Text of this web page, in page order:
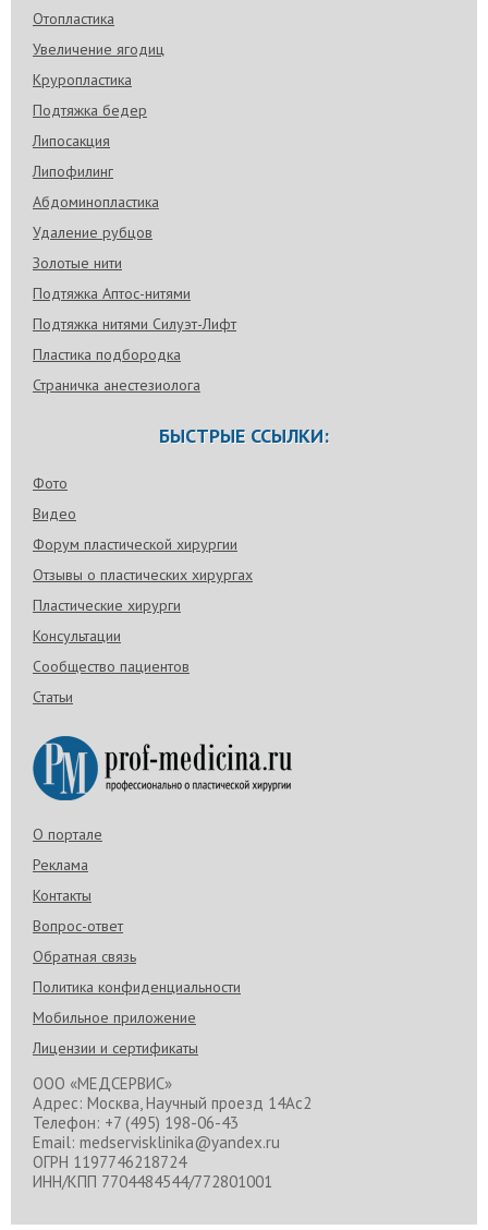
Отопластика
Увеличение ягодиц
Круропластика
Подтяжка бедер
Липосакция
Липофилинг
Абдоминопластика
Удаление рубцов
Золотые нити
Подтяжка Аптос-нитями
Подтяжка нитями Силуэт-Лифт
Пластика подбородка
Страничка анестезиолога
БЫСТРЫЕ ССЫЛКИ:
Фото
Видео
Форум пластической хирургии
Отзывы о пластических хирургах
Пластические хирурги
Консультации
Сообщество пациентов
Статьи
О портале
Реклама
Контакты
Вопрос-ответ
Обратная связь
Политика конфиденциальности
Мобильное приложение
Лицензии и сертификаты
ООО «МЕДСЕРВИС»
Адрес: Москва, Научный проезд 14Ас2
Телефон: +7 (495) 198-06-43
Email: medservisklinika@yandex.ru
ОГРН 1197746218724
ИНН/КПП 7704484544/772801001